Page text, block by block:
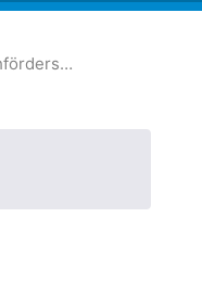
in
Interne Fortbildung in der Frühförderstelle Rottal-Inn